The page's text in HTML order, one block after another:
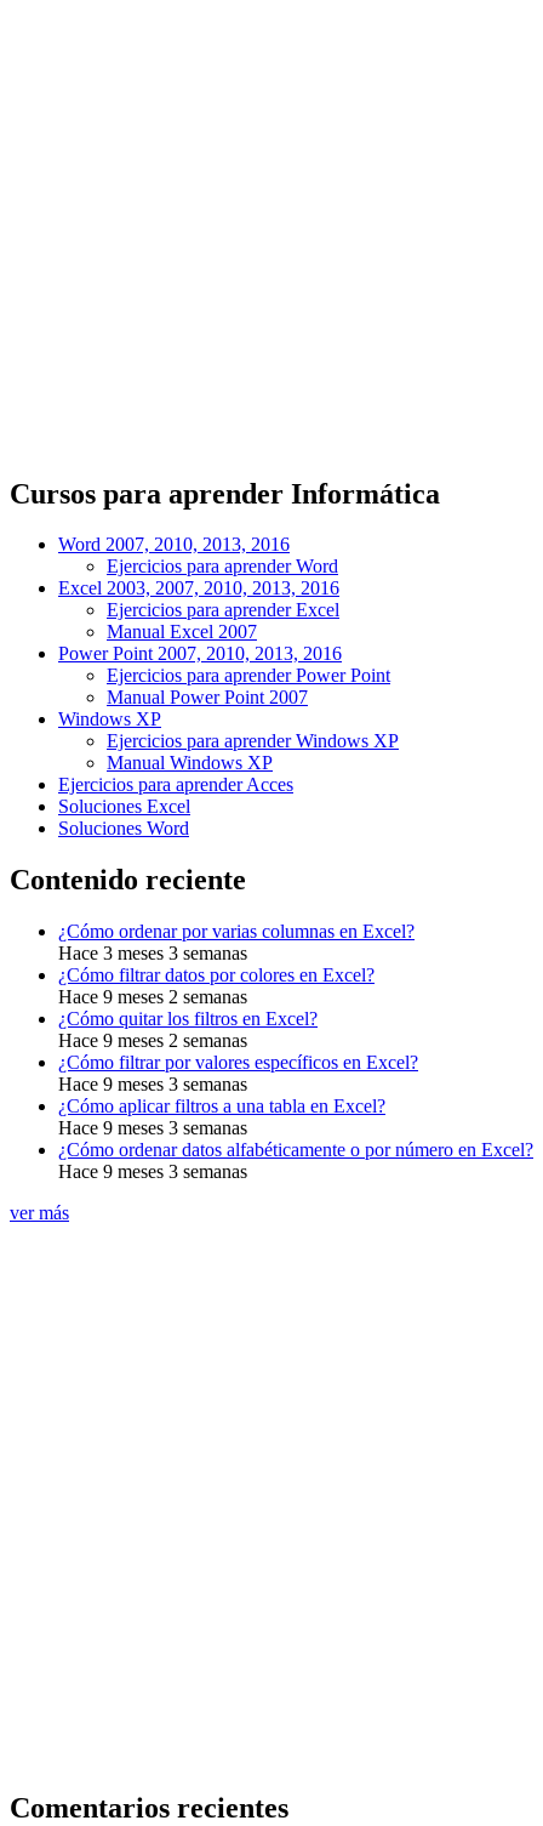
Cursos para aprender Informática
Word 2007, 2010, 2013, 2016
Ejercicios para aprender Word
Excel 2003, 2007, 2010, 2013, 2016
Ejercicios para aprender Excel
Manual Excel 2007
Power Point 2007, 2010, 2013, 2016
Ejercicios para aprender Power Point
Manual Power Point 2007
Windows XP
Ejercicios para aprender Windows XP
Manual Windows XP
Ejercicios para aprender Acces
Soluciones Excel
Soluciones Word
Contenido reciente
¿Cómo ordenar por varias columnas en Excel?
Hace 3 meses 3 semanas
¿Cómo filtrar datos por colores en Excel?
Hace 9 meses 2 semanas
¿Cómo quitar los filtros en Excel?
Hace 9 meses 2 semanas
¿Cómo filtrar por valores específicos en Excel?
Hace 9 meses 3 semanas
¿Cómo aplicar filtros a una tabla en Excel?
Hace 9 meses 3 semanas
¿Cómo ordenar datos alfabéticamente o por número en Excel?
Hace 9 meses 3 semanas
ver más
Comentarios recientes